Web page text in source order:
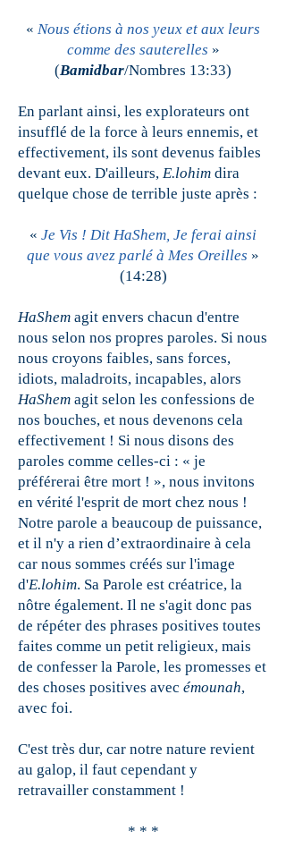
« Nous étions à nos yeux et aux leurs
comme des sauterelles »
(Bamidbar/Nombres 13:33)
En parlant ainsi, les explorateurs ont
insufflé de la force à leurs ennemis, et
effectivement, ils sont devenus faibles
devant eux. D'ailleurs, E.lohim dira
quelque chose de terrible juste après :
« Je Vis ! Dit HaShem, Je ferai ainsi
que vous avez parlé à Mes Oreilles »
(14:28)
HaShem agit envers chacun d'entre
nous selon nos propres paroles. Si nous
nous croyons faibles, sans forces,
idiots, maladroits, incapables, alors
HaShem agit selon les confessions de
nos bouches, et nous devenons cela
effectivement ! Si nous disons des
paroles comme celles-ci : « je
préférerai être mort ! », nous invitons
en vérité l'esprit de mort chez nous !
Notre parole a beaucoup de puissance,
et il n'y a rien d’extraordinaire à cela
car nous sommes créés sur l'image
d'E.lohim. Sa Parole est créatrice, la
nôtre également. Il ne s'agit donc pas
de répéter des phrases positives toutes
faites comme un petit religieux, mais
de confesser la Parole, les promesses et
des choses positives avec émounah,
avec foi.
C'est très dur, car notre nature revient
au galop, il faut cependant y
retravailler constamment !
* * *